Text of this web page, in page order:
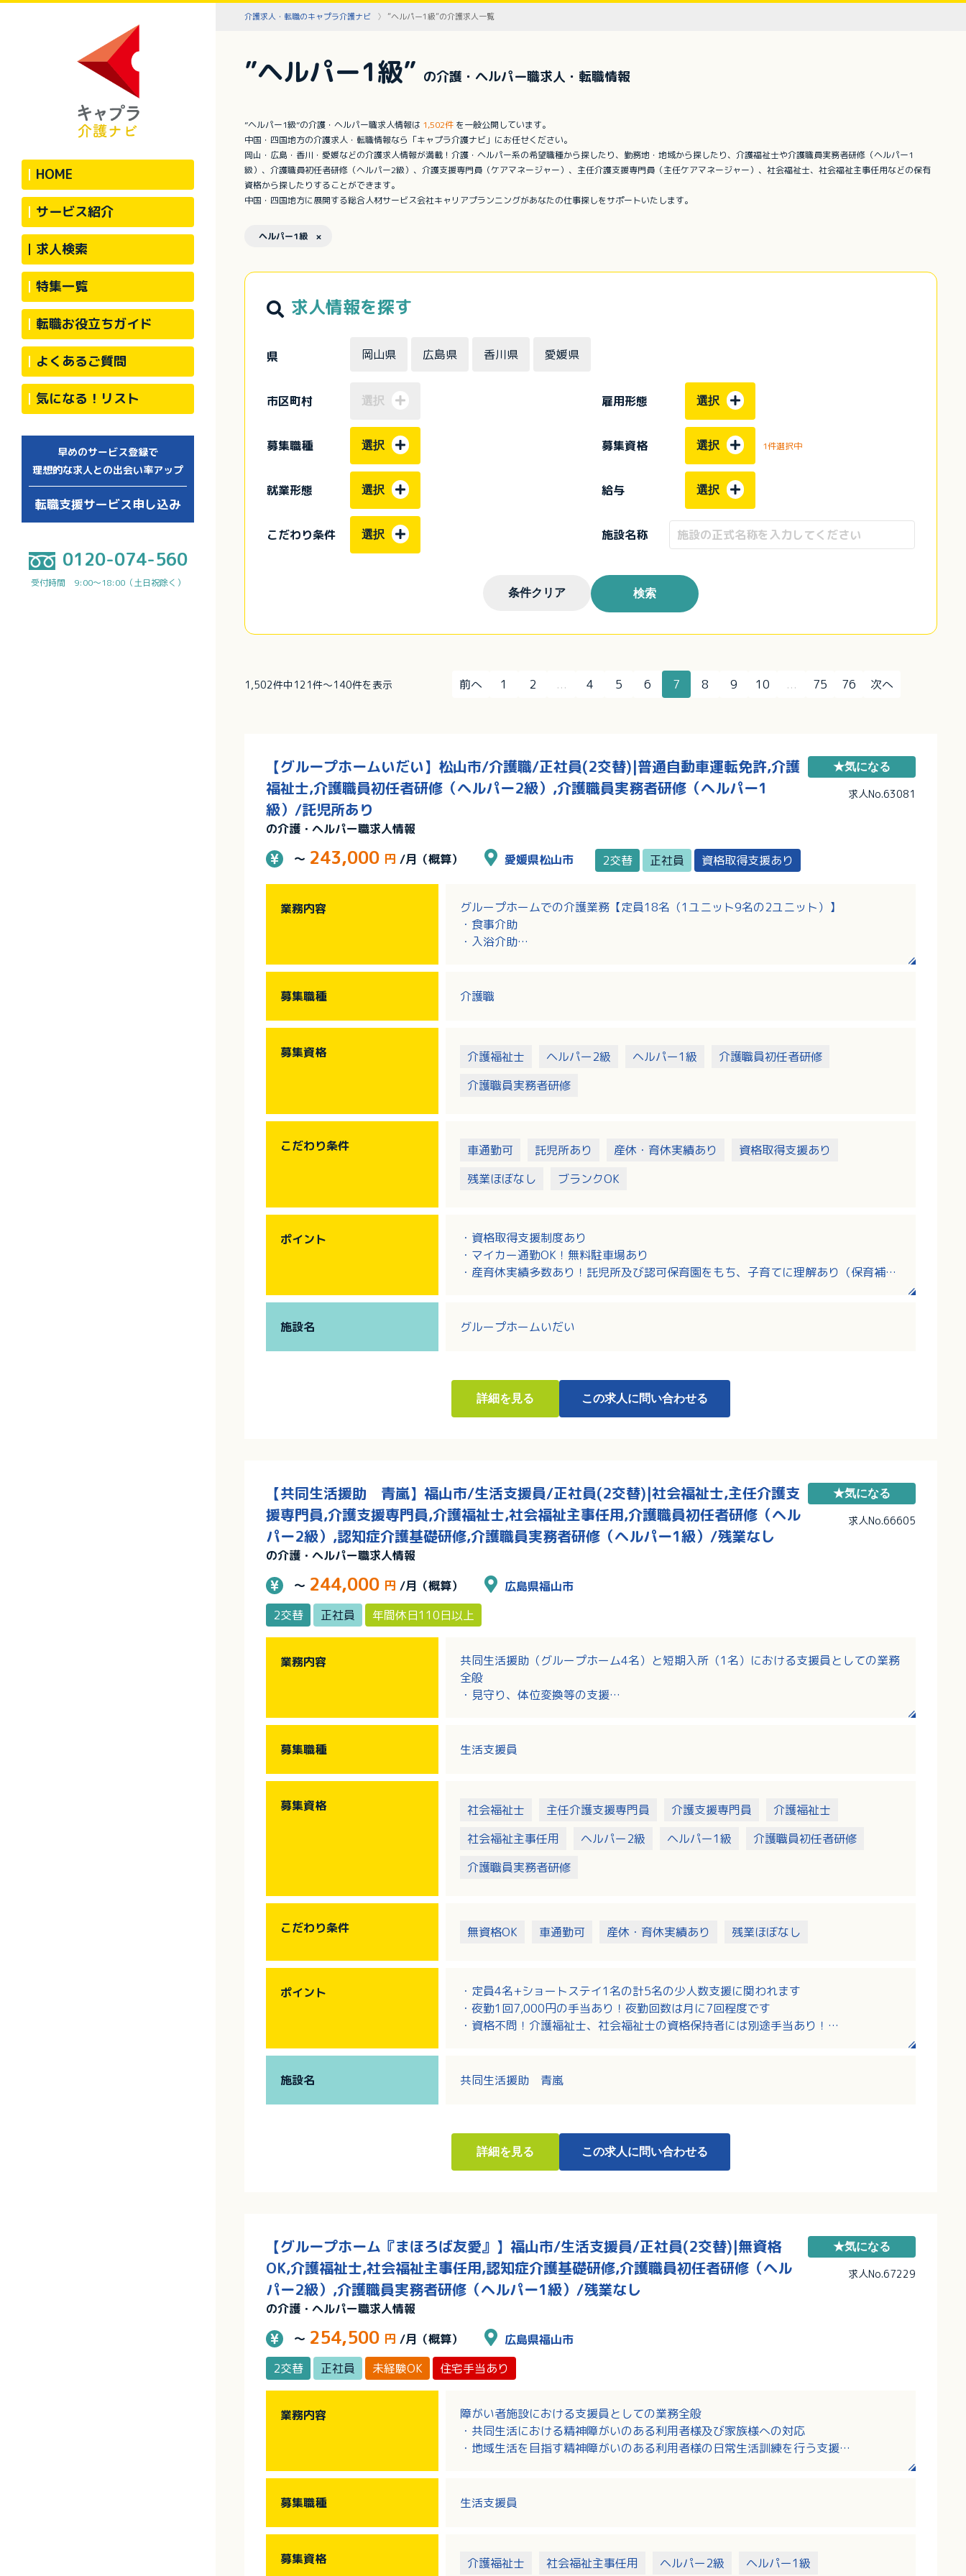
HOME
サービス紹介
求人検索
特集一覧
転職お役立ちガイド
よくあるご質問
気になる！リスト
早めのサービス登録で
理想的な求人との出会い率アップ
転職支援サービス申し込み
0120-074-560
受付時間 9:00～18:00（土日祝除く）
介護求人・転職のキャプラ介護ナビ ”ヘルパー1級”の介護求人一覧
”ヘルパー1級” の介護・ヘルパー職求人・転職情報
”ヘルパー1級”の介護・ヘルパー職求人情報は 1,502件 を一般公開しています。
中国・四国地方の介護求人・転職情報なら「キャプラ介護ナビ」にお任せください。
岡山・広島・香川・愛媛などの介護求人情報が満載！介護・ヘルパー系の希望職種から探したり、勤務地・地域から探したり、介護福祉士や介護職員実務者研修（ヘルパー1
級）、介護職員初任者研修（ヘルパー2級）、介護支援専門員（ケアマネージャー）、主任介護支援専門員（主任ケアマネージャー）、社会福祉士、社会福祉主事任用などの保有
資格から探したりすることができます。
中国・四国地方に展開する総合人材サービス会社キャリアプランニングがあなたの仕事探しをサポートいたします。
ヘルパー1級 ×
求人情報を探す
県 岡山県 広島県 香川県 愛媛県
市区町村 選択 雇用形態 選択
募集職種 選択 募集資格 選択 1件選択中
就業形態 選択 給与 選択
こだわり条件 選択 施設名称
条件クリア 検索
1,502件中121件～140件を表示 前へ 1 2 ... 4 5 6 7 8 9 10 ... 75 76 次へ
【グループホームいだい】松山市/介護職/正社員(2交替)|普通自動車運転免許,介護
福祉士,介護職員初任者研修（ヘルパー2級）,介護職員実務者研修（ヘルパー1
級）/託児所あり
の介護・ヘルパー職求人情報
～ 243,000 円 /月（概算） 愛媛県松山市 2交替 正社員 資格取得支援あり
★気になる
求人No.63081
業務内容
グループホームでの介護業務【定員18名（1ユニット9名の2ユニット）】
・食事介助
・入浴介助
・レクリエーションの実施など
募集職種 介護職
募集資格 介護福祉士 ヘルパー2級 ヘルパー1級
介護職員初任者研修
介護職員実務者研修
こだわり条件 車通勤可 託児所あり 産休・育休実績あり
資格取得支援あり
残業ほぼなし
ブランクOK
ポイント
・資格取得支援制度あり
・マイカー通勤OK！無料駐車場あり
・産育休実績多数あり！託児所及び認可保育園をもち、子育てに理解あり（保育補助
・複数の施設形態をもち、異動によるキャリアチェンジや環境変更も可能！
施設名 グループホームいだい
詳細を見る この求人に問い合わせる
【共同生活援助 青嵐】福山市/生活支援員/正社員(2交替)|社会福祉士,主任介護支
援専門員,介護支援専門員,介護福祉士,社会福祉主事任用,介護職員初任者研修（ヘル
パー2級）,認知症介護基礎研修,介護職員実務者研修（ヘルパー1級）/残業なし
の介護・ヘルパー職求人情報
～ 244,000 円 /月（概算）
広島県福山市
2交替
正社員 年間休日110日以上
★気になる
求人No.66605
業務内容
共同生活援助（グループホーム4名）と短期入所（1名）における支援員としての業務
全般
・見守り、体位変換等の支援
募集職種 生活支援員
募集資格 社会福祉士 主任介護支援専門員 介護支援専門員
介護福祉士
社会福祉主事任用
ヘルパー2級 ヘルパー1級
介護職員初任者研修
介護職員実務者研修
こだわり条件 無資格OK 車通勤可 産休・育休実績あり 残業ほぼなし
ポイント
・定員4名+ショートステイ1名の計5名の少人数支援に関われます
・夜勤1回7,000円の手当あり！夜勤回数は月に7回程度です
・資格不問！介護福祉士、社会福祉士の資格保持者には別途手当あり！
施設名 共同生活援助 青嵐
詳細を見る この求人に問い合わせる
【グループホーム『まほろば友愛』】福山市/生活支援員/正社員(2交替)|無資格
OK,介護福祉士,社会福祉主事任用,認知症介護基礎研修,介護職員初任者研修（ヘル
パー2級）,介護職員実務者研修（ヘルパー1級）/残業なし
の介護・ヘルパー職求人情報
～ 254,500 円 /月（概算）
広島県福山市
2交替
正社員 未経験OK 住宅手当あり
★気になる
求人No.67229
業務内容
障がい者施設における支援員としての業務全般
・共同生活における精神障がいのある利用者様及び家族様への対応
・地域生活を目指す精神障がいのある利用者様の日常生活訓練を行う支援
・関係サービス機関との連絡調整等
募集職種 生活支援員
募集資格 介護福祉士 社会福祉主事任用 ヘルパー2級 ヘルパー1級